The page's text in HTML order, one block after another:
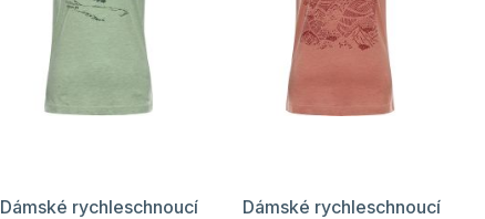
Dámské rychleschnoucí
Dámské rychleschnoucí